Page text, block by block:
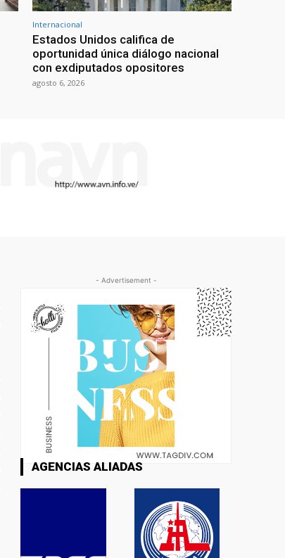
Internacional
Estados Unidos califica de
oportunidad única diálogo nacional
con exdiputados opositores
agosto 6, 2026
- Advertisement -
AGENCIAS ALIADAS